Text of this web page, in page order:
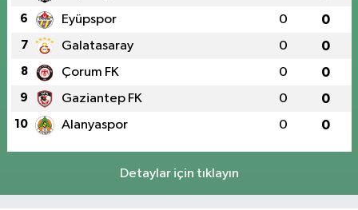
6 Eyüpspor 0 0
7 Galatasaray 0 0
8 Çorum FK 0 0
9 Gaziantep FK 0 0
10 Alanyaspor 0 0
Detaylar için tıklayın